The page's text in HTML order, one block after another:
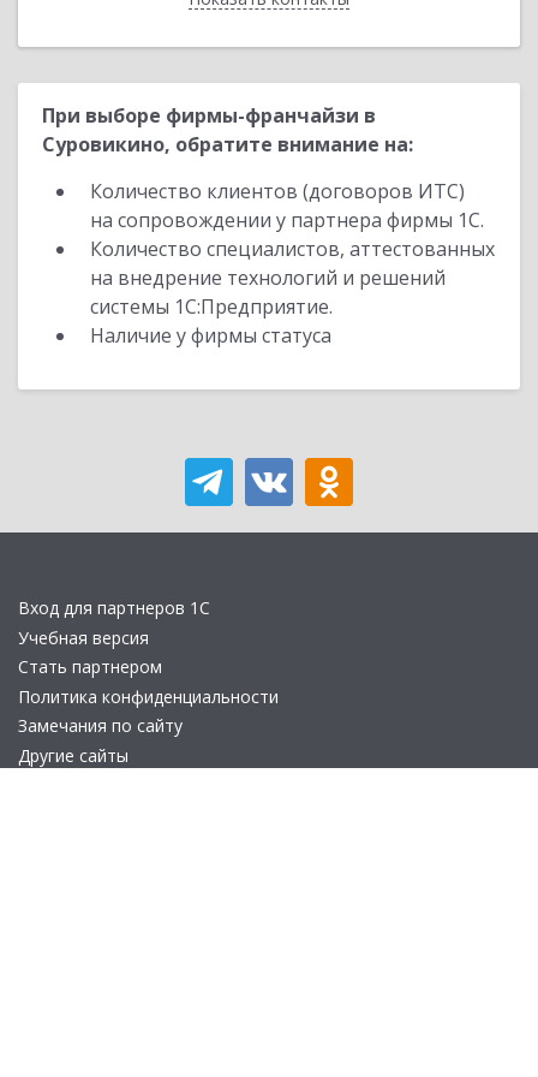
При выборе фирмы-франчайзи в
Суровикино, обратите внимание на:
Количество клиентов (договоров ИТС)
на сопровождении у партнера фирмы 1С.
Количество специалистов, аттестованных
на внедрение технологий и решений
системы 1С:Предприятие.
Наличие у фирмы статуса
Вход для партнеров 1С
Учебная версия
Стать партнером
Политика конфиденциальности
Замечания по сайту
Другие сайты